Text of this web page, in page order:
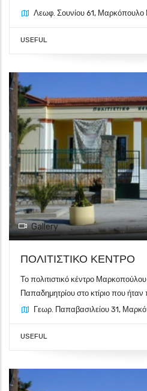
Λεωφ. Σουνίου 61, Μαρκόπουλο
USEFUL
Gallery
ΠΟΛΙΤΙΣΤΙΚΟ ΚΕΝΤΡΟ
Το πολιτιστικό κέντρο
Παπαδημητρίου στο κτίριο που ήταν
Γεωρ. Παπαβασιλείου 31,
USEFUL